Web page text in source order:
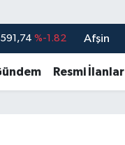
%0.02
%0.18
Afşin
Resmi İlanlar